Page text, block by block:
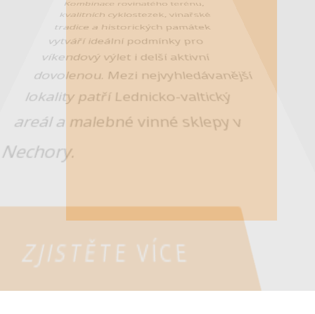
tradice a historických památek
vytváří ideální podmínky pro
víkendový výlet i delší aktivní
dovolenou. Mezi nejvyhledávanější
lokality patří Lednicko-valtický
Nechory.
ZJISTĚTE VÍCE